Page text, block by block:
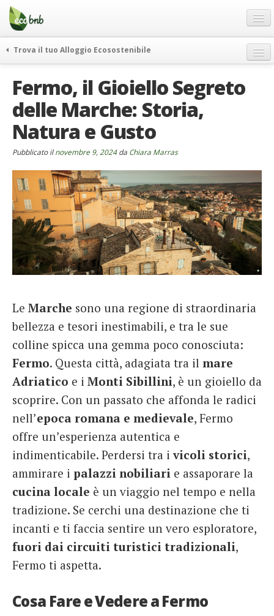
Menu
Salta
contenuto
Offerte Speciali
Regali
FAQ
Chi Siamo
Partner
Contatti
Italiano
German
English
Spanish
Italiano
Trova il tuo Alloggio Ecosostenibile
itinerari
curiosità
vivere e viaggiare verde
rassegna stampa
Fermo, il Gioiello Segreto
delle Marche: Storia,
Natura e Gusto
Pubblicato ilnovembre 9, 2024da Chiara Marras
Le Marche sono una regione di straordinaria
bellezza e tesori inestimabili, e tra le sue
colline spicca una gemma poco conosciuta:
Fermo. Questa città, adagiata tra il mare
Adriatico e i Monti Sibillini, è un gioiello da
scoprire. Con un passato che affonda le radici
nell’epoca romana e medievale, Fermo
offre un’esperienza autentica e
indimenticabile. Perdersi tra ivicoli storici,
ammirare i palazzi nobiliari e assaporare la
cucina locale è un viaggio nel tempo e nella
tradizione. Se cerchi una destinazione che ti
incanti e ti faccia sentire un vero esploratore,
fuori dai circuiti turistici tradizionali,
Fermo ti aspetta.
Cosa Fare e Vedere a Fermo